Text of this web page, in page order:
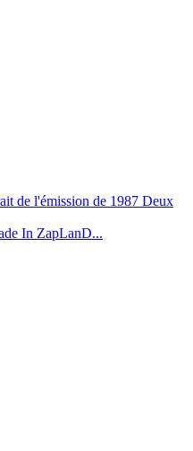
de l'émission de 1987 Deux
In ZapLanD...